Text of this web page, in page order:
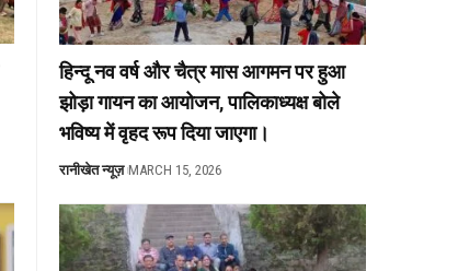
हिन्दू नव वर्ष और चैत्र मास आगमन पर हुआ
झोड़ा गायन का आयोजन, पालिकाध्यक्ष बोले
भविष्य में वृहद रूप दिया जाएगा।
रानीखेत न्यूज़ MARCH 15, 2026